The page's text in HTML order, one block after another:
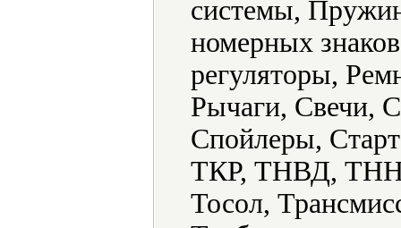
системы,
номерных
регуляторы,
Рычаги, Свечи,
Спойлеры,
ТКР, ТНВД,
Тосол,